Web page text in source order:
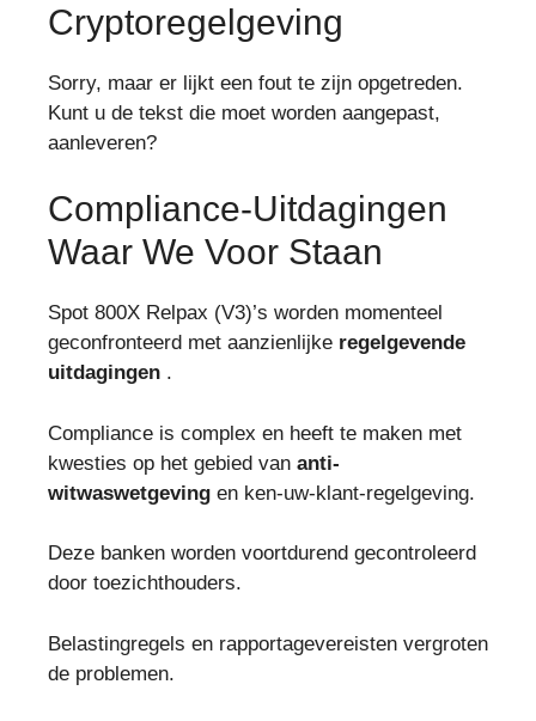
Cryptoregelgeving
Sorry, maar er lijkt een fout te zijn opgetreden.
Kunt u de tekst die moet worden aangepast,
aanleveren?
Compliance-Uitdagingen
Waar We Voor Staan
Spot 800X Relpax (V3)’s worden momenteel
geconfronteerd met aanzienlijke regelgevende
uitdagingen .
Compliance is complex en heeft te maken met
kwesties op het gebied van anti-
witwaswetgeving en ken-uw-klant-regelgeving.
Deze banken worden voortdurend gecontroleerd
door toezichthouders.
Belastingregels en rapportagevereisten vergroten
de problemen.